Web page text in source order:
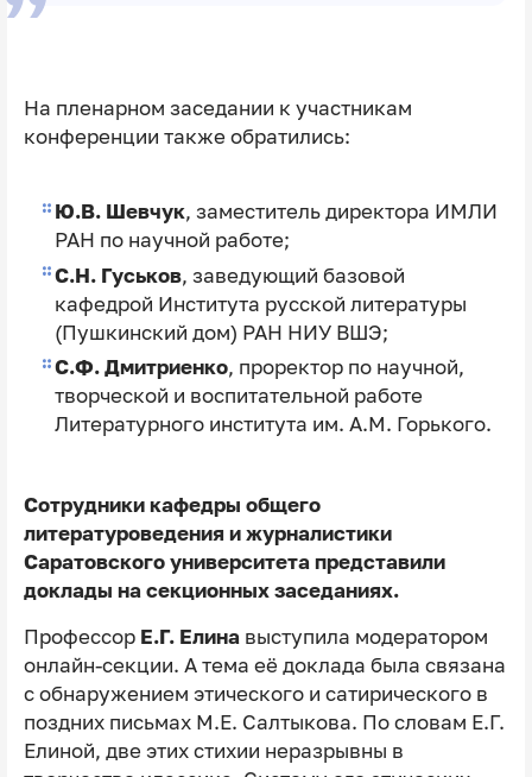
На пленарном заседании к участникам
конференции также обратились:
Ю.В. Шевчук, заместитель директора ИМЛИ
РАН по научной работе;
С.Н. Гуськов, заведующий базовой
кафедрой Института русской литературы
(Пушкинский дом) РАН НИУ ВШЭ;
С.Ф. Дмитриенко, проректор по научной,
творческой и воспитательной работе
Литературного института им. А.М. Горького.
Сотрудники кафедры общего
литературоведения и журналистики
Саратовского университета представили
доклады на секционных заседаниях.
ПрофессорЕ.Г. Елинавыступила модератором
онлайн-секции. А тема её доклада была связана
с обнаружением этического и сатирического в
поздних письмах М.Е. Салтыкова. По словам Е.Г.
Елиной, две этих стихии неразрывны в